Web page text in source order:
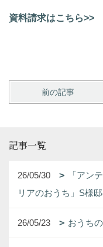
資料請求はこちら>>
前の記事
記事一覧
26/05/30
「アン
リアのおうち」S様
26/05/23 おうち